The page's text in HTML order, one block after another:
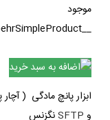
موجود
__SepehrSimpleProduct__
اضافه به سبد خرید
ابزار پانچ مادگی (
و SFTPنگزنس